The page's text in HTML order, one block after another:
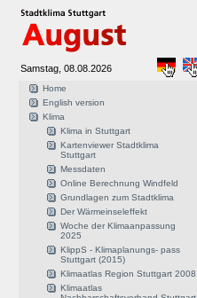
Samstag, 08.08.2026
Home
English version
Klima
Klima in Stuttgart
Kartenviewer Stadtklima
Stuttgart
Messdaten
Online Berechnung Windfeld
Grundlagen zum Stadtklima
Der Wärmeinseleffekt
Woche der Klimaanpassung
2025
KlippS - Klimaplanungs- pass
Stuttgart (2015)
Klimaatlas Region Stuttgart 2008
Klimaatlas